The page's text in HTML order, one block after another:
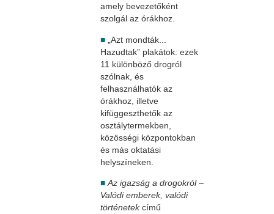
amely bevezetőként
szolgál az órákhoz.
■ „Azt mondták...
Hazudtak” plakátok: ezek
11 különböző drogról
szólnak, és
felhasználhatók az
órákhoz, illetve
kifüggeszthetők az
osztálytermekben,
közösségi központokban
és más oktatási
helyszíneken.
■Az igazság a drogokról –
Valódi emberek, valódi
történetekcímű